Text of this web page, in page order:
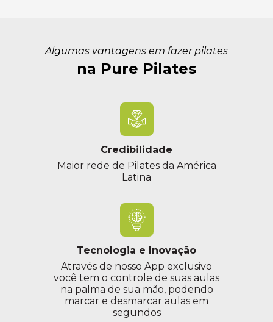
Algumas vantagens em fazer pilates
na Pure Pilates
Credibilidade
Maior rede de Pilates da América
Latina
Tecnologia e Inovação
Através de nosso App exclusivo
você tem o controle de suas aulas
na palma de sua mão, podendo
marcar e desmarcar aulas em
segundos